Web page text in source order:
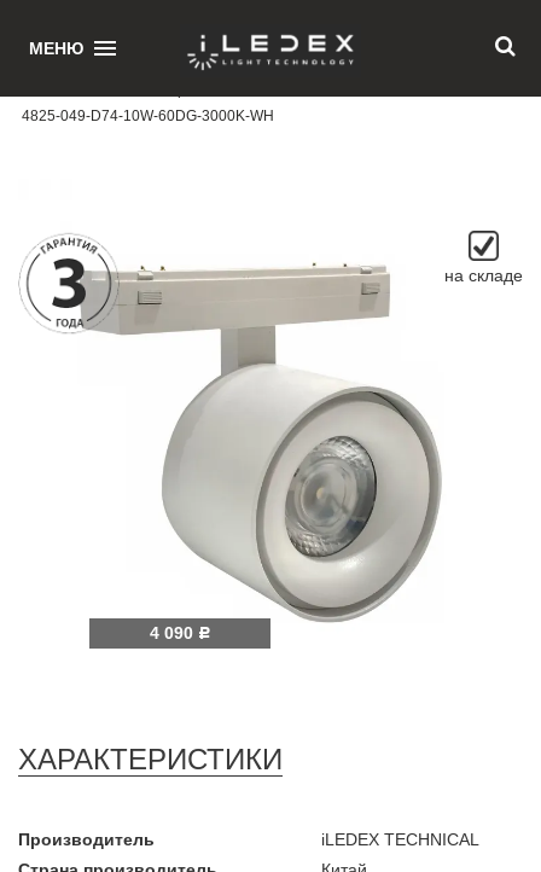
МЕНЮ
4825-049-D74-10W-60DG-3000K-WH
на складе
4 090 Р
ХАРАКТЕРИСТИКИ
Производитель
iLEDEX TECHNICAL